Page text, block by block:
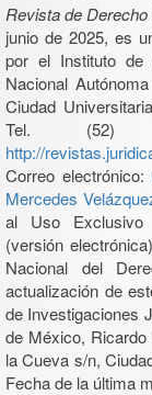
Revista de
junio de 2025, es
por el Instituto de
Nacional
Ciudad
Tel.
http://
Correo electrónico:
Mercedes
al Uso Exclusivo
(versión
Nacional del
actualización de
de Investigaciones
de México,
la Cueva s/n,
Fecha de la última